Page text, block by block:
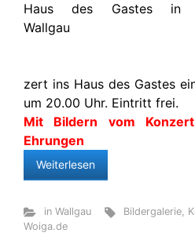
zert ins Haus des Gastes
um 20.00 Uhr. Eintritt frei.
Mit Bildern vom
Ehrungen
Weiterlesen
in Wallgau Bildergalerie,
Woiga.de